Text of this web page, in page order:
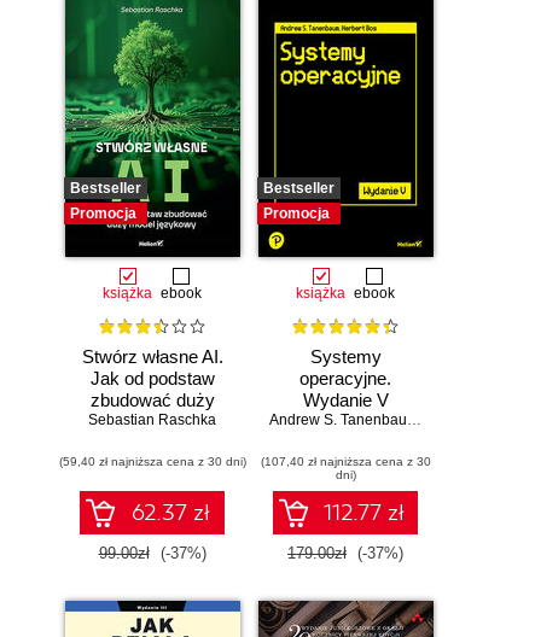
Bestseller
Promocja
książka ebook
Stwórz własne AI.
Jak od podstaw
zbudować duży
model językowy
Sebastian Raschka
(59,40 zł najniższa cena z 30 dni)
62.37 zł
99.00zł (-37%)
Bestseller
Promocja
książka ebook
Systemy
operacyjne.
Wydanie V
Andrew S. Tanenbaum,
(107,40 zł najniższa cena z 30
dni)
112.77 zł
179.00zł (-37%)